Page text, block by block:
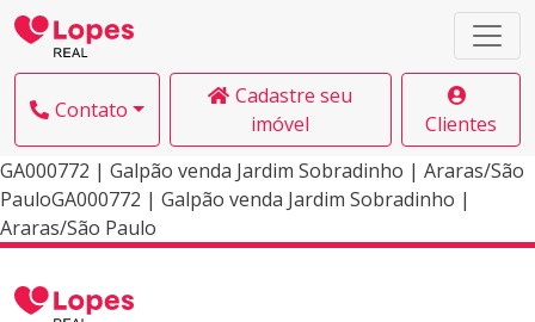
Contato
Cadastre seu
imóvel
Clientes
GA000772 | Galpão venda Jardim Sobradinho | Araras/São
PauloGA000772 | Galpão venda Jardim Sobradinho |
Araras/São Paulo